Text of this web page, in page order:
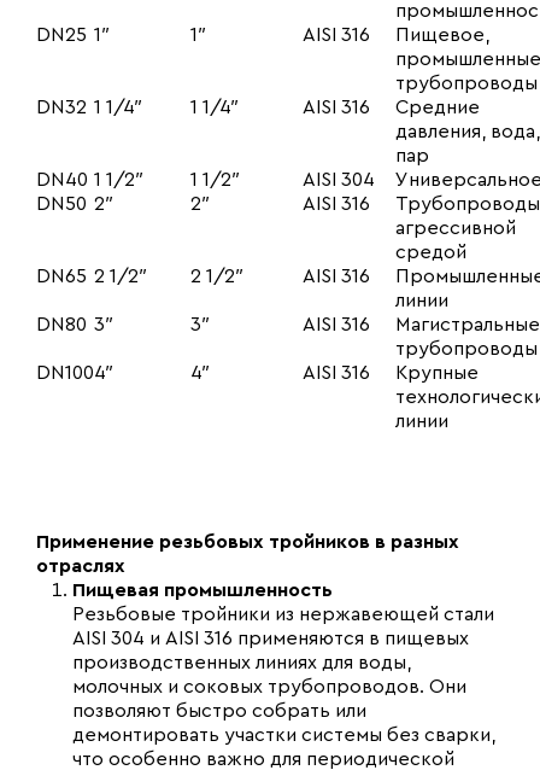
DN25 1″ 1″ AISI 316
Пищевое,
промышленные
трубопроводы
DN32 1 1/4″ 1 1/4″ AISI 316
Средние
давления, вода,
пар
DN40 1 1/2″ 1 1/2″ AISI 304
DN50 2″ 2″ AISI 316
агрессивной
средой
DN65 2 1/2″ 2 1/2″ AISI 316
линии
DN80 3″ 3″ AISI 316
Магистральные
трубопроводы
DN1004″ 4″ AISI 316
Крупные
линии
Применение резьбовых тройников в разных
отраслях
Пищевая промышленность
Резьбовые тройники из нержавеющей стали
AISI 304 и AISI 316 применяются в пищевых
производственных линиях для воды,
молочных и соковых трубопроводов. Они
позволяют быстро собрать или
демонтировать участки системы без сварки,
что особенно важно для периодической